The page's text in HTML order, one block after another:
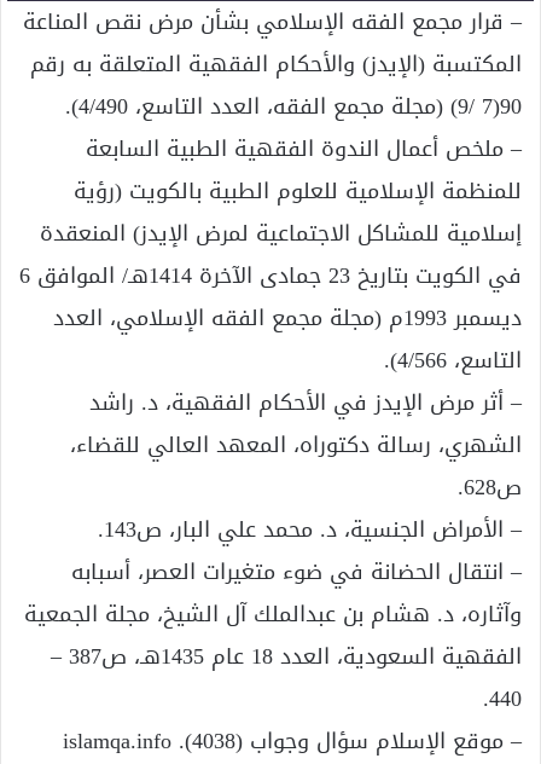
– قرار مجمع الفقه الإسلامي بشأن مرض نقص المناعة
المكتسبة (الإيدز) والأحكام الفقهية المتعلقة به رقم
90(7 /9) (مجلة مجمع الفقه، العدد التاسع، 4/490).
– ملخص أعمال الندوة الفقهية الطبية السابعة
للمنظمة الإسلامية للعلوم الطبية بالكويت (رؤية
إسلامية للمشاكل الاجتماعية لمرض الإيدز) المنعقدة
في الكويت بتاريخ 23 جمادى الآخرة 1414هـ/ الموافق 6
ديسمبر 1993م (مجلة مجمع الفقه الإسلامي، العدد
التاسع، 4/566).
– أثر مرض الإيدز في الأحكام الفقهية، د. راشد
الشهري، رسالة دكتوراه، المعهد العالي للقضاء،
ص628.
– الأمراض الجنسية، د. محمد علي البار، ص143.
– انتقال الحضانة في ضوء متغيرات العصر، أسبابه
وآثاره، د. هشام بن عبدالملك آل الشيخ، مجلة الجمعية
الفقهية السعودية، العدد 18 عام 1435هـ، ص387 –
440.
– موقع الإسلام سؤال وجواب (4038). islamqa.info